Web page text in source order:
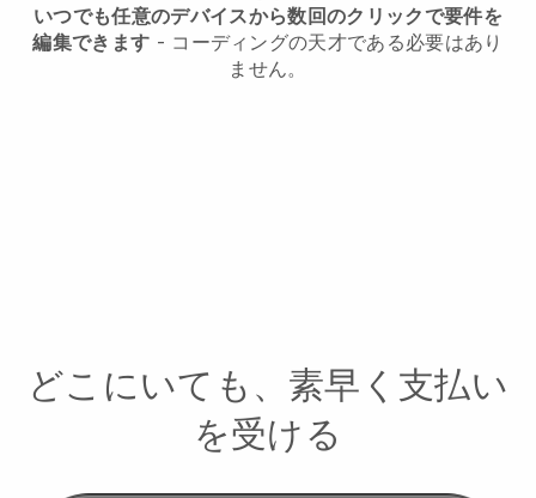
いつでも任意のデバイスから数回のクリックで要件を
編集できます - コーディングの天才である必要はあり
ません。
どこにいても、素早く支払い
を受ける